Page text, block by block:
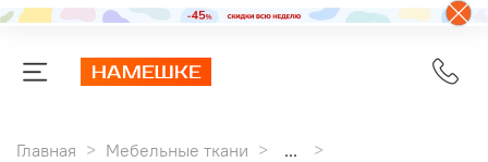
Главная Мебельные ткани
...